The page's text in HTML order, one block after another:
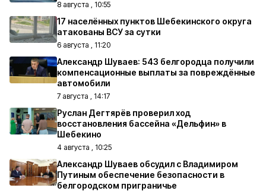
8 августа , 10:55
17 населённых пунктов Шебекинского округа
атакованы ВСУ за сутки
6 августа , 11:20
Александр Шуваев: 543 белгородца получили
компенсационные выплаты за повреждённые
автомобили
7 августа , 14:17
Руслан Дегтярёв проверил ход
восстановления бассейна «Дельфин» в
Шебекино
4 августа , 10:25
Александр Шуваев обсудил с Владимиром
Путиным обеспечение безопасности в
белгородском приграничье